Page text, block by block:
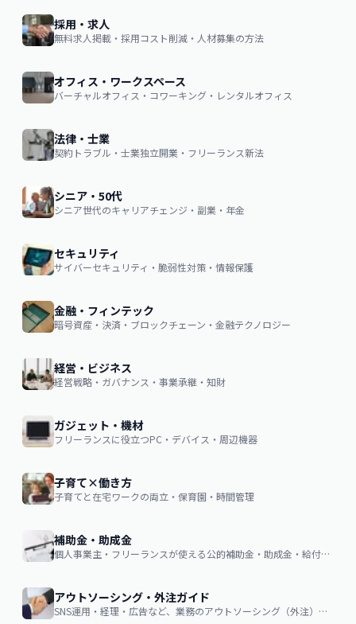
採用・求人
無料求人掲載・採用コスト削減・人材募集の方法
オフィス・ワークスペース
バーチャルオフィス・コワーキング・レンタルオフィス
法律・士業
契約トラブル・士業独立開業・フリーランス新法
シニア・50代
シニア世代のキャリアチェンジ・副業・年金
セキュリティ
サイバーセキュリティ・脆弱性対策・情報保護
金融・フィンテック
暗号資産・決済・ブロックチェーン・金融テクノロジー
経営・ビジネス
経営戦略・ガバナンス・事業承継・知財
ガジェット・機材
フリーランスに役立つPC・デバイス・周辺機器
子育て×働き方
子育てと在宅ワークの両立・保育園・時間管理
補助金・助成金
個人事業主・フリーランスが使える公的補助金・助成金・給付金の申請ガイド
アウトソーシング・外注ガイド
SNS運用・経理・広告など、業務のアウトソーシング（外注）を検討する企業・個人向け。費用相場・依頼の流れ・失敗しない選び方